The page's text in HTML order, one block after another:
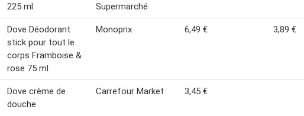
225 ml
Supermarché
Dove Déodorant
stick pour tout le
corps Framboise &
rose 75 ml
Monoprix 6,49 € 3,89 €
Dove crème de
douche
Carrefour Market 3,45 €